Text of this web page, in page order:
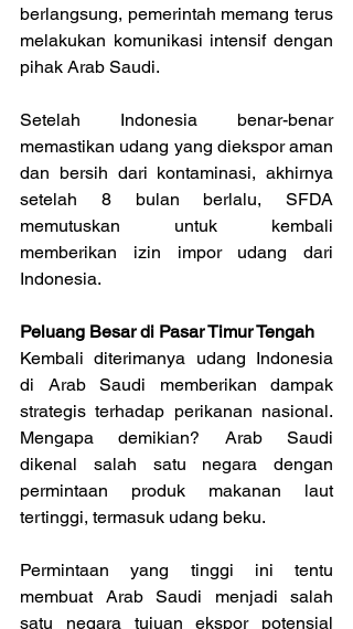
berlangsung, pemerintah memang terus
melakukan komunikasi intensif dengan
pihak Arab Saudi.
Setelah Indonesia benar-benar
memastikan udang yang diekspor aman
dan bersih dari kontaminasi, akhirnya
setelah 8 bulan berlalu, SFDA
memutuskan untuk kembali
memberikan izin impor udang dari
Indonesia.
Peluang Besar di Pasar Timur Tengah
Kembali diterimanya udang Indonesia
di Arab Saudi memberikan dampak
strategis terhadap perikanan nasional.
Mengapa demikian? Arab Saudi
dikenal salah satu negara dengan
permintaan produk makanan laut
tertinggi, termasuk udang beku.
Permintaan yang tinggi ini tentu
membuat Arab Saudi menjadi salah
satu negara tujuan ekspor potensial